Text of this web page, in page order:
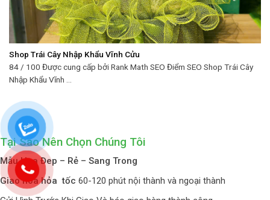
Shop Trái Cây Nhập Khẩu Vĩnh Cửu
84 / 100 Được cung cấp bởi Rank Math SEO Điểm SEO Shop Trái Cây
Nhập Khẩu Vĩnh ...
Tại Sao Nên Chọn Chúng Tôi
Mẫu Hoa Đep – Rẻ – Sang Trong
Giao hoa hỏa tốc 60-120 phút nội thành và ngoại thành